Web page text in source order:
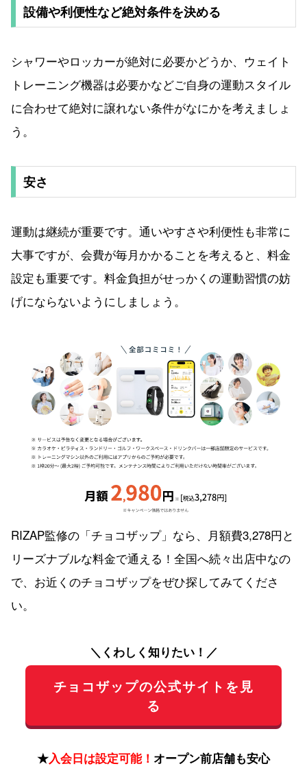
設備や利便性など絶対条件を決める
シャワーやロッカーが絶対に必要かどうか、ウェイト
トレーニング機器は必要かなどご自身の運動スタイル
に合わせて絶対に譲れない条件がなにかを考えましょ
う。
安さ
運動は継続が重要です。通いやすさや利便性も非常に
大事ですが、会費が毎月かかることを考えると、料金
設定も重要です。料金負担がせっかくの運動習慣の妨
げにならないようにしましょう。
RIZAP監修の「チョコザップ」なら、月額費3,278円と
リーズナブルな料金で通える！全国へ続々出店中なの
で、お近くのチョコザップをぜひ探してみてくださ
い。
＼くわしく知りたい！／
チョコザップの公式サイトを見
る
★入会日は設定可能！ オープン前店舗も安心